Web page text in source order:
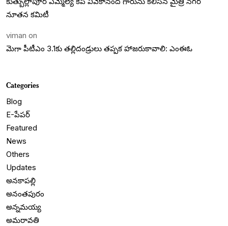
నూతన కమిటీ
viman on
మెగా పీటీఎం 3.1కు తల్లిదండ్రులు తప్పక హాజరుకావాలి: ఎంఈఓ
Categories
Blog
E-పేపర్
Featured
News
Others
Updates
అనకాపల్లి
అనంతపురం
అన్నమయ్య
అమరావతి